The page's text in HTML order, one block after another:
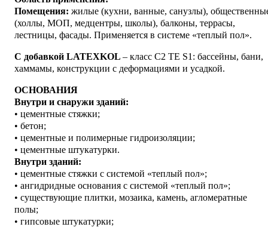
Помещения: жилые (кухни, ванные, санузлы),
(холлы, МОП, медцентры, школы), балконы, террасы,
лестницы, фасады. Применяется в системе «теплый пол».
С добавкой LATEXKOL – класс С2 TE S1: бассейны, бани,
хаммамы, конструкции с деформациями и усадкой.
ОСНОВАНИЯ
Внутри и снаружи зданий:
• цементные стяжки;
• бетон;
• цементные и полимерные гидроизоляции;
• цементные штукатурки.
Внутри зданий:
• цементные стяжки с системой «теплый пол»;
• ангидридные основания с системой «теплый пол»;
• существующие плитки, мозаика, камень, агломератные
полы;
• гипсовые штукатурки;